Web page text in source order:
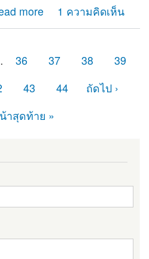
more
แต่ไม่แสดงเนื้อหา Content ต้อง
แก้ยังไงครับ
1 ความคิดเห็น
36 37 38
39
43 44
ถัดไป ›
าสุดท้าย »